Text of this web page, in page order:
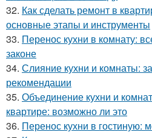
32. Как сделать ремонт в
основные этапы и инструменты
33. Перенос кухни в комнату:
законе
34. Слияние кухни и комнаты:
рекомендации
35. Объединение кухни и
квартире: возможно ли это
36. Перенос кухни в гостиную: